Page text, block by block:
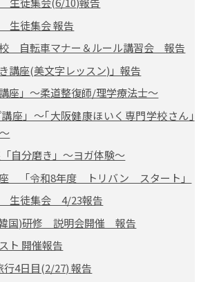
徒集会 報告
自転車マナー＆ルール講習会 報告
講座(美文字レッスン)」報告
座」～柔道整復師/理学療法士～
講座」～｢大阪健康ほいく専門学校さん｣
自分磨き」～ヨガ体験～
「令和8年度 トリバン スタート」
生徒集会 4/23報告
国)研修 説明会開催 報告
ト 開催報告
4日目(2/27) 報告